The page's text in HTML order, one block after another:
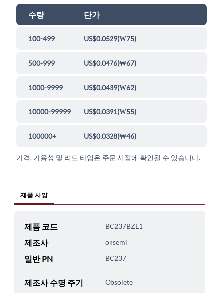
수량 단가
100-499 US$0.0529(₩75)
500-999 US$0.0476(₩67)
1000-9999 US$0.0439(₩62)
10000-99999 US$0.0391(₩55)
100000+ US$0.0328(₩46)
가격, 가용성 및 리드 타임은 주문 시점에 확인될 수 있습니다.
제품 사양
제품 코드 BC237BZL1
제조사 onsemi
일반 PN BC237
제조사 수명 주기 Obsolete